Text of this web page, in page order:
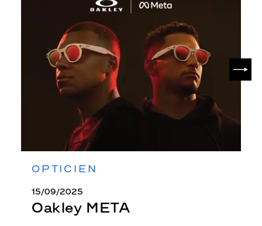
OPTICIEN
15/09/2025
Oakley META